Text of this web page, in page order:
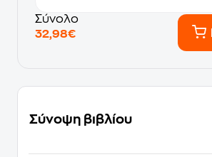
Σύνολο
32,98€
Σύνοψη βιβλίου